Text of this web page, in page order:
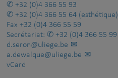
+32 (0)4 366 55 93
+32 (0)4 366 55 64 (esthétique)
Fax +32 (0)4 366 55 59
Secrétariat:
+32 (0)4 366 55 99
d.seron@uliege.be
a.dewalque@uliege.be
vCard